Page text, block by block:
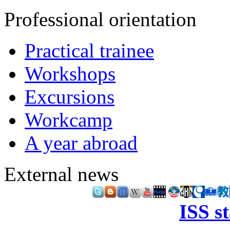
Professional orientation
Practical trainee
Workshops
Excursions
Workcamp
A year abroad
External news
ISS